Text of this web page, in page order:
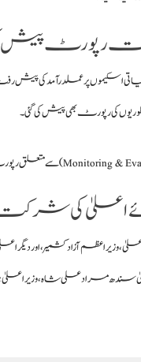
رپورٹ پیش
اعلیٰ کی
وزیراعظم آزاد کشمیر،
سندھ مراد علی شاہ،